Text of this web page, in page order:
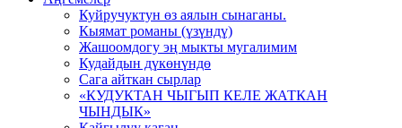
Куйручуктун өз аялын сынаганы.
Кыямат романы (үзүндү)
Жашоомдогу эң мыкты мугалимим
Кудайдын дүкөнүндө
Сага айткан сырлар
«КУДУКТАН ЧЫГЫП КЕЛЕ ЖАТКАН
ЧЫНДЫК»